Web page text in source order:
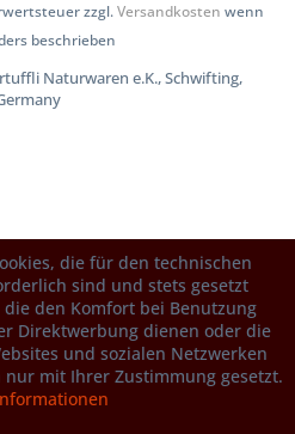
zzgl.Versandkosten wenn
beschrieben
Naturwaren e.K., Schwifting,
die für den technischen
sind und stets gesetzt
den Komfort bei Benutzung
Direktwerbung dienen oder die
und sozialen Netzwerken
mit Ihrer Zustimmung gesetzt.